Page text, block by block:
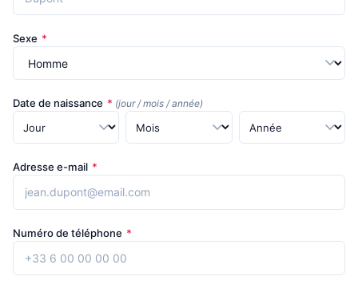
Sexe *
Date de naissance * (jour / mois / année)
Adresse e-mail *
Numéro de téléphone *